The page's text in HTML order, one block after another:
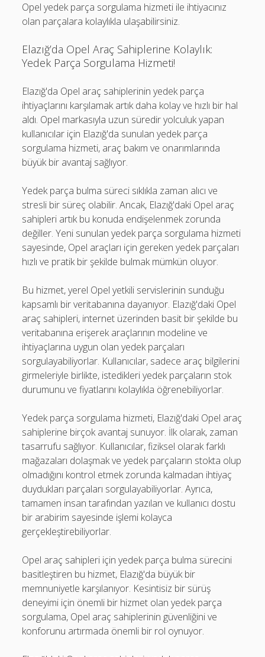
Opel yedek parça sorgulama hizmeti ile ihtiyacınız
olan parçalara kolaylıkla ulaşabilirsiniz.
Elazığ’da Opel Araç Sahiplerine Kolaylık:
Yedek Parça Sorgulama Hizmeti!
Elazığ'da Opel araç sahiplerinin yedek parça
ihtiyaçlarını karşılamak artık daha kolay ve hızlı bir hal
aldı. Opel markasıyla uzun süredir yolculuk yapan
kullanıcılar için Elazığ'da sunulan yedek parça
sorgulama hizmeti, araç bakım ve onarımlarında
büyük bir avantaj sağlıyor.
Yedek parça bulma süreci sıklıkla zaman alıcı ve
stresli bir süreç olabilir. Ancak, Elazığ'daki Opel araç
sahipleri artık bu konuda endişelenmek zorunda
değiller. Yeni sunulan yedek parça sorgulama hizmeti
sayesinde, Opel araçları için gereken yedek parçaları
hızlı ve pratik bir şekilde bulmak mümkün oluyor.
Bu hizmet, yerel Opel yetkili servislerinin sunduğu
kapsamlı bir veritabanına dayanıyor. Elazığ'daki Opel
araç sahipleri, internet üzerinden basit bir şekilde bu
veritabanına erişerek araçlarının modeline ve
ihtiyaçlarına uygun olan yedek parçaları
sorgulayabiliyorlar. Kullanıcılar, sadece araç bilgilerini
girmeleriyle birlikte, istedikleri yedek parçaların stok
durumunu ve fiyatlarını kolaylıkla öğrenebiliyorlar.
Yedek parça sorgulama hizmeti, Elazığ'daki Opel araç
sahiplerine birçok avantaj sunuyor. İlk olarak, zaman
tasarrufu sağlıyor. Kullanıcılar, fiziksel olarak farklı
mağazaları dolaşmak ve yedek parçaların stokta olup
olmadığını kontrol etmek zorunda kalmadan ihtiyaç
duydukları parçaları sorgulayabiliyorlar. Ayrıca,
tamamen insan tarafından yazılan ve kullanıcı dostu
bir arabirim sayesinde işlemi kolayca
gerçekleştirebiliyorlar.
Opel araç sahipleri için yedek parça bulma sürecini
basitleştiren bu hizmet, Elazığ'da büyük bir
memnuniyetle karşılanıyor. Kesintisiz bir sürüş
deneyimi için önemli bir hizmet olan yedek parça
sorgulama, Opel araç sahiplerinin güvenliğini ve
konforunu artırmada önemli bir rol oynuyor.